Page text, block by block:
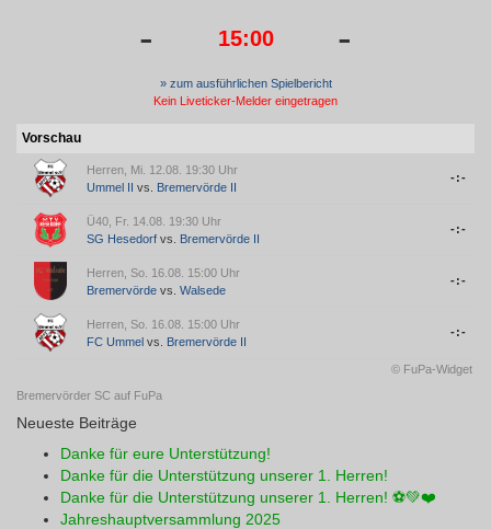
- 15:00 -
» zum ausführlichen Spielbericht
Kein Liveticker-Melder eingetragen
Vorschau
Herren, Mi. 12.08. 19:30 Uhr
Ummel II vs. Bremervörde II
-:-
Ü40, Fr. 14.08. 19:30 Uhr
SG Hesedorf vs. Bremervörde II
-:-
Herren, So. 16.08. 15:00 Uhr
Bremervörde vs. Walsede
-:-
Herren, So. 16.08. 15:00 Uhr
FC Ummel vs. Bremervörde II
-:-
© FuPa-Widget
Bremervörder SC auf FuPa
Neueste Beiträge
Danke für eure Unterstützung!
Danke für die Unterstützung unserer 1. Herren!
Danke für die Unterstützung unserer 1. Herren! ⚽💚❤️
Jahreshauptversammlung 2025